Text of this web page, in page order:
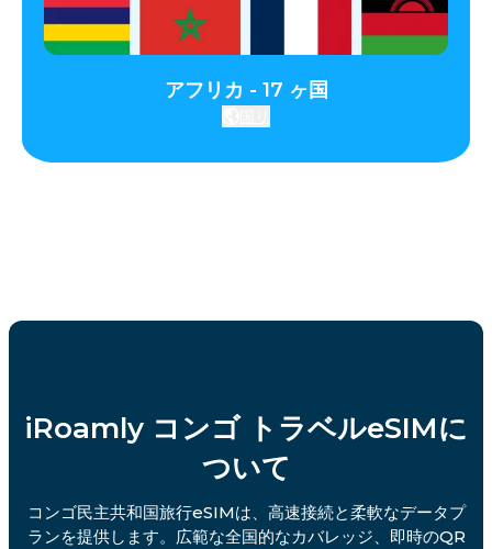
アフリカ - 17 ヶ国
iRoamly コンゴ トラベルeSIMに
ついて
コンゴ民主共和国旅行eSIMは、高速接続と柔軟なデータプ
ランを提供します。広範な全国的なカバレッジ、即時のQR